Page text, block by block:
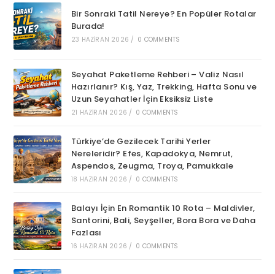
Bir Sonraki Tatil Nereye? En Popüler Rotalar
Burada!
23 HAZIRAN 2026 / 0 COMMENTS
Seyahat Paketleme Rehberi – Valiz Nasıl
Hazırlanır? Kış, Yaz, Trekking, Hafta Sonu ve
Uzun Seyahatler İçin Eksiksiz Liste
21 HAZIRAN 2026 / 0 COMMENTS
Türkiye’de Gezilecek Tarihi Yerler
Nereleridir? Efes, Kapadokya, Nemrut,
Aspendos, Zeugma, Troya, Pamukkale
18 HAZIRAN 2026 / 0 COMMENTS
Balayı İçin En Romantik 10 Rota – Maldivler,
Santorini, Bali, Seyşeller, Bora Bora ve Daha
Fazlası
16 HAZIRAN 2026 / 0 COMMENTS